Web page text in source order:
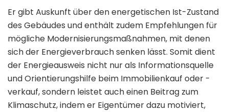
Er gibt Auskunft über den energetischen Ist-Zustand
des Gebäudes und enthält zudem Empfehlungen für
mögliche Modernisierungsmaßnahmen, mit denen
sich der Energieverbrauch senken lässt. Somit dient
der Energieausweis nicht nur als Informationsquelle
und Orientierungshilfe beim Immobilienkauf oder -
verkauf, sondern leistet auch einen Beitrag zum
Klimaschutz, indem er Eigentümer dazu motiviert,